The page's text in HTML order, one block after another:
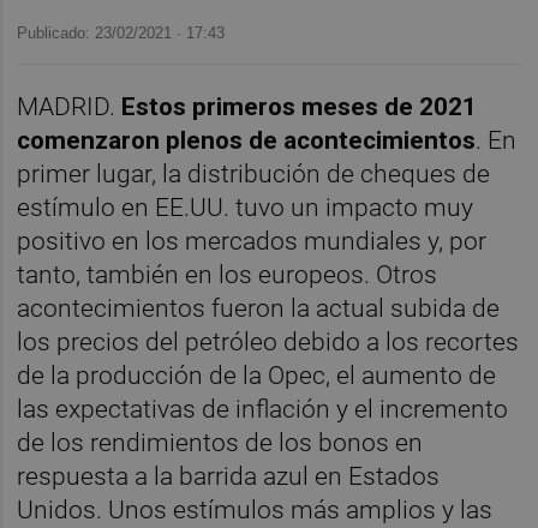
Publicado: 23/02/2021 · 17:43
MADRID. Estos primeros meses de 2021
comenzaron plenos de acontecimientos. En
primer lugar, la distribución de cheques de
estímulo en EE.UU. tuvo un impacto muy
positivo en los mercados mundiales y, por
tanto, también en los europeos. Otros
acontecimientos fueron la actual subida de
los precios del petróleo debido a los recortes
de la producción de la Opec, el aumento de
las expectativas de inflación y el incremento
de los rendimientos de los bonos en
respuesta a la barrida azul en Estados
Unidos. Unos estímulos más amplios y las